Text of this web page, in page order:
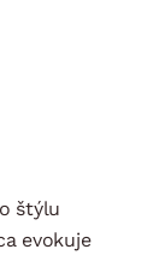
štýlu
evokuje